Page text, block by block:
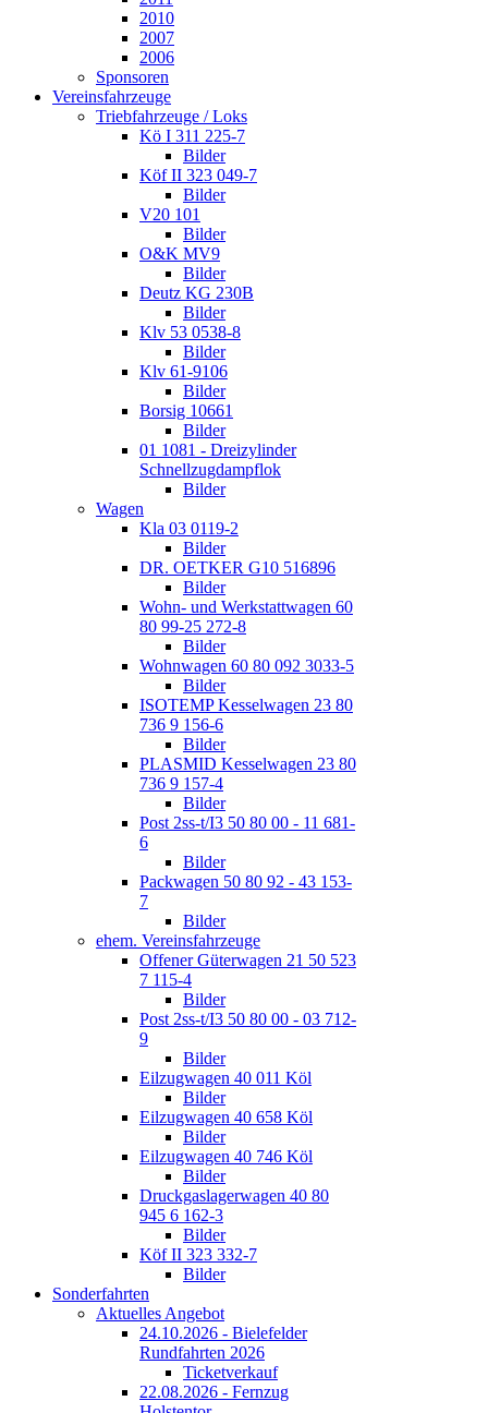
2010
2007
2006
Sponsoren
Vereinsfahrzeuge
Triebfahrzeuge / Loks
Kö I 311 225-7
Bilder
Köf II 323 049-7
Bilder
V20 101
Bilder
O&K MV9
Bilder
Deutz KG 230B
Bilder
Klv 53 0538-8
Bilder
Klv 61-9106
Bilder
Borsig 10661
Bilder
01 1081 - Dreizylinder
Schnellzugdampflok
Bilder
Wagen
Kla 03 0119-2
Bilder
DR. OETKER G10 516896
Bilder
Wohn- und Werkstattwagen 60
80 99-25 272-8
Bilder
Wohnwagen 60 80 092 3033-5
Bilder
ISOTEMP Kesselwagen 23 80
736 9 156-6
Bilder
PLASMID Kesselwagen 23 80
736 9 157-4
Bilder
Post 2ss-t/I3 50 80 00 - 11 681-
6
Bilder
Packwagen 50 80 92 - 43 153-
7
Bilder
ehem. Vereinsfahrzeuge
Offener Güterwagen 21 50 523
7 115-4
Bilder
Post 2ss-t/I3 50 80 00 - 03 712-
9
Bilder
Eilzugwagen 40 011 Köl
Bilder
Eilzugwagen 40 658 Köl
Bilder
Eilzugwagen 40 746 Köl
Bilder
Druckgaslagerwagen 40 80
945 6 162-3
Bilder
Köf II 323 332-7
Bilder
Sonderfahrten
Aktuelles Angebot
24.10.2026 - Bielefelder
Rundfahrten 2026
Ticketverkauf
22.08.2026 - Fernzug